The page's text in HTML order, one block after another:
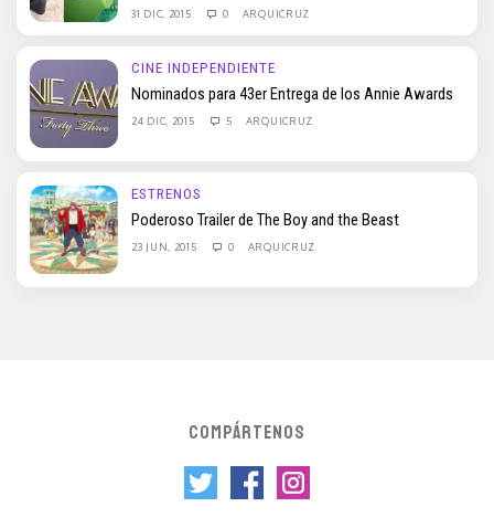
31 DIC, 2015 0 ARQUICRUZ
CINE INDEPENDIENTE
Nominados para 43er Entrega de los Annie Awards
24 DIC, 2015 5 ARQUICRUZ
ESTRENOS
Poderoso Trailer de The Boy and the Beast
23 JUN, 2015 0 ARQUICRUZ
COMPÁRTENOS